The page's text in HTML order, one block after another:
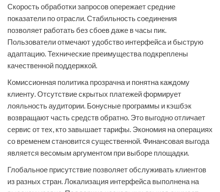
Скорость обработки запросов опережает средние
показатели по отрасли. Стабильность соединения
позволяет работать без сбоев даже в часы пик.
Пользователи отмечают удобство интерфейса и быструю
адаптацию. Технические преимущества подкреплены
качественной поддержкой.
Комиссионная политика прозрачна и понятна каждому
клиенту. Отсутствие скрытых платежей формирует
лояльность аудитории. Бонусные программы и кэшбэк
возвращают часть средств обратно. Это выгодно отличает
сервис от тех, кто завышает тарифы. Экономия на операциях
со временем становится существенной. Финансовая выгода
является весомым аргументом при выборе площадки.
Глобальное присутствие позволяет обслуживать клиентов
из разных стран. Локализация интерфейса выполнена на